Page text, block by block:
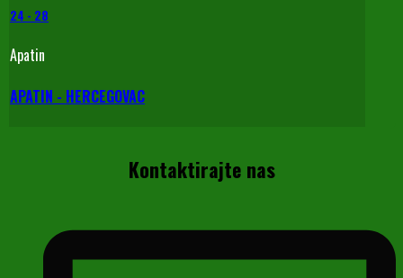
24 - 28
Apatin
APATIN - HERCEGOVAC
Kontaktirajte nas